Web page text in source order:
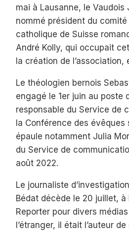
mai à Lausanne, le
nommé président du
catholique de Suisse
André Kolly, qui occupait
la création de l’association,
Le théologien bernois
engagé le 1er juin au poste
responsable du Service de
la Conférence des évêques
épaule notamment Julia
du Service de
août 2022.
Le journaliste
Bédat décède le 20 juillet, à
Reporter pour divers
l’étranger, il était l’auteur